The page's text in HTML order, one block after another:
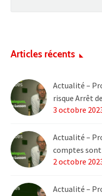
Articles récents
Actualité –
risque Arrêt
3 octobre
Actualité –
comptes
2 octobre
Actualité –